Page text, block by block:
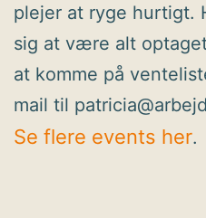
plejer at ryge hurtigt.
sig at være alt
at komme på
mail til
Se flere events her.